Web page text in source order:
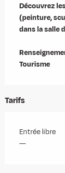
Découvrez
(peinture,
dans la salle
Tourisme
Tarifs
Entrée libre
—